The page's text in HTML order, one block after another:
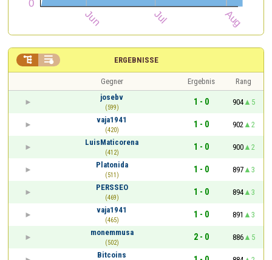
ERGEBNISSE
 
Gegner Ergebnis
Rang
josebv
(599)
1 - 0 904
5
vaja1941
(420)
1 - 0 902
2
LuisMaticorena
(412)
1 - 0 900
2
Platonida
(511)
1 - 0 897
3
PERSSEO
(469)
1 - 0 894
3
vaja1941
(465)
1 - 0 891
3
monemmusa
(502)
2 - 0 886
5
Bitcoins